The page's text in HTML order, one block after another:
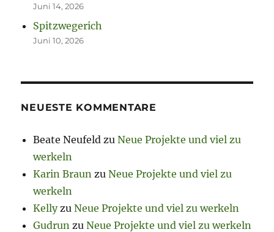
Juni 14, 2026
Spitzwegerich
Juni 10, 2026
NEUESTE KOMMENTARE
Beate Neufeld zuNeue Projekte und viel zu
werkeln
Karin Braun zuNeue Projekte und viel zu
werkeln
KellyzuNeue Projekte und viel zu werkeln
Gudrun zuNeue Projekte und viel zu werkeln